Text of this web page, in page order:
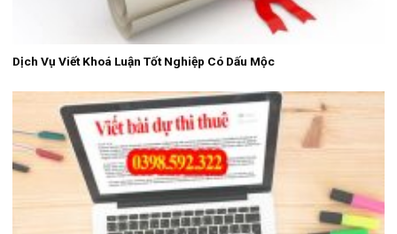
Dịch Vụ Viết Khoá Luận Tốt Nghiệp Có Dấu Mộc